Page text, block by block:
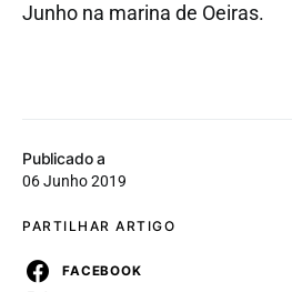
Publicado a
06 Junho 2019
PARTILHAR ARTIGO
FACEBOOK
Junho na marina de Oeiras.